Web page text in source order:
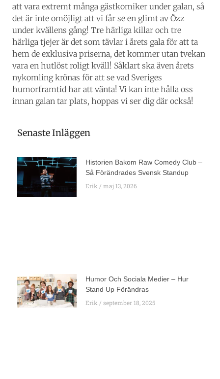
att vara extremt många gästkomiker under galan, så
det är inte omöjligt att vi får se en glimt av Özz
under kvällens gång! Tre härliga killar och tre
härliga tjejer är det som tävlar i årets gala för att ta
hem de exklusiva priserna, det kommer utan tvekan
vara en hutlöst roligt kväll! Såklart ska även årets
nykomling krönas för att se vad Sveriges
humorframtid har att vänta! Vi kan inte hålla oss
innan galan tar plats, hoppas vi ser dig där också!
Senaste Inläggen
Historien Bakom Raw Comedy Club –
Så Förändrades Svensk Standup
Erik
maj 13, 2026
Humor Och Sociala Medier – Hur
Stand Up Förändras
Erik
september 18, 2025